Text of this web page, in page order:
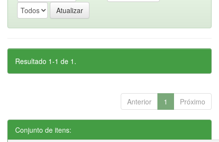
Resultado 1-1 de 1.
Anterior 1 Próximo
Conjunto de itens: